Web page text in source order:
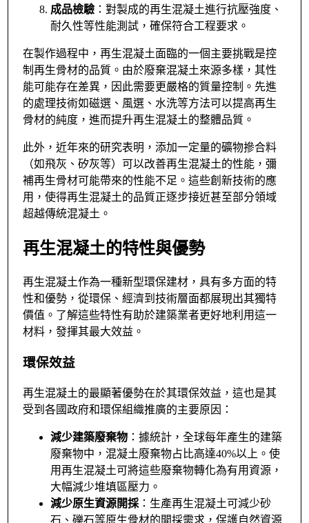
成品檢驗 ：對製成的再生混凝土進行抗壓強度、
耐久性等性能測試，確保符合工程要求。
在製作過程中，再生混凝土面臨的一個主要挑戰是控
制再生骨材的品質。由於廢棄混凝土來源多樣，其性
能可能存在差異，因此需要更嚴格的質量控制。先進
的處理技術如磁選、風選、水洗等方法可以提高再生
骨材的純度，進而提升再生混凝土的整體品質。
此外，近年來的研究表明，添加一定量的礦物摻合料
（如飛灰、矽灰等）可以改善再生混凝土的性能，彌
補再生骨材可能帶來的性能不足。這些創新技術的應
用，使得再生混凝土的品質正逐步接近甚至部分領域
超越傳統混凝土。
再生混凝土的特性與優勢
再生混凝土作為一種新型環保建材，具有多方面的特
性和優勢，從環保、經濟到技術層面都展現出其獨特
價值。了解這些特性有助於建築業者更好地利用這一
材料，發揮其最大效益。
環保效益
再生混凝土的最顯著優勢在於其環保效益，這也是其
受到各國政府和環保組織推廣的主要原因：
減少建築廢棄物 ：據統計，全球每年產生的建築
廢棄物中，混凝土廢棄物占比高達40%以上。使
用再生混凝土可將這些廢棄物轉化為有用資源，
大幅減少堆填區壓力。
減少原生資源開採 ：生產再生混凝土可減少砂
石、礫石等原生骨材的開採需求，保護自然資源